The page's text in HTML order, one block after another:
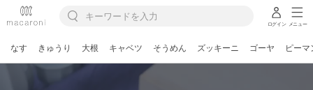
ログイン メニュー
なす きゅうり 大根 キャベツ そうめん ズッキーニ ゴーヤ ピーマ